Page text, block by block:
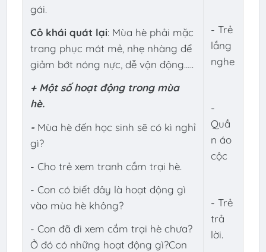
gái.
Cô khái quát lại: Mùa hè phải mặc
trang phục mát mẻ, nhẹ nhàng để
giảm bớt nóng nực, dễ vận động…..
+ Một số hoạt động trong mùa
hè.
-Mùa hè đến học sinh sẽ có kì nghỉ
gì?
- Cho trẻ xem tranh cắm trại hè.
- Con có biết đây là hoạt động gì
vào mùa hè không?
- Con đã đi xem cắm trại hè chưa?
Ở đó có những hoạt động gì?Con
- Trẻ
lắng
nghe
-
Quầ
n áo
cộc
- Trẻ
trả
lời.